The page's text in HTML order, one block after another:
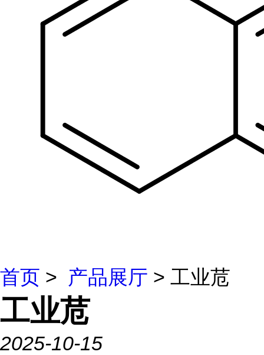
首页 > 产品展厅 > 工业苊
工业苊
2025-10-15